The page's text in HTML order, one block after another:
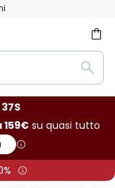
159€ su quasi tutto